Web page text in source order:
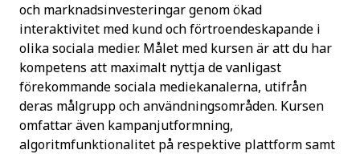
och marknadsinvesteringar genom ökad
interaktivitet med kund och förtroendeskapande i
olika sociala medier. Målet med kursen är att du har
kompetens att maximalt nyttja de vanligast
förekommande sociala mediekanalerna, utifrån
deras målgrupp och användningsområden. Kursen
omfattar även kampanjutformning,
algoritmfunktionalitet på respektive plattform samt